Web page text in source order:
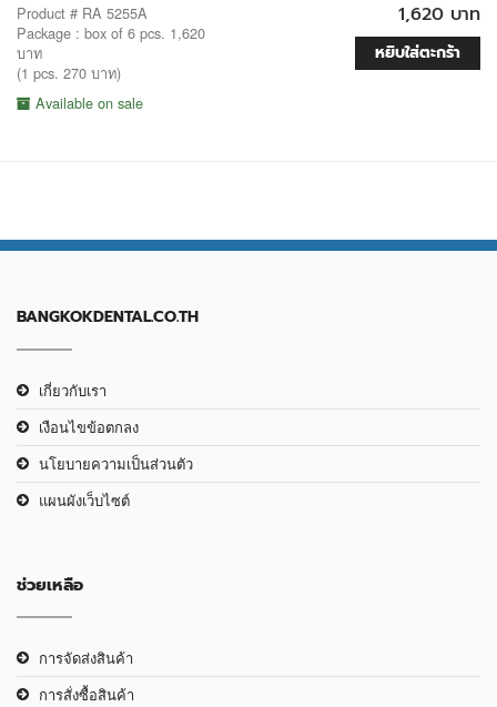
Product # RA 5255A
Package : box of 6 pcs. 1,620
บาท
(1 pcs. 270 บาท)
Available on sale
1,620 บาท
หยิบใส่ตะกร้า
BANGKOKDENTAL.CO.TH
เกี่ยวกับเรา
เงือนไขข้อตกลง
นโยบายความเป็นส่วนตัว
แผนผังเว็บไซต์
ช่วยเหลือ
การจัดส่งสินค้า
การสั่งซื้อสินค้า